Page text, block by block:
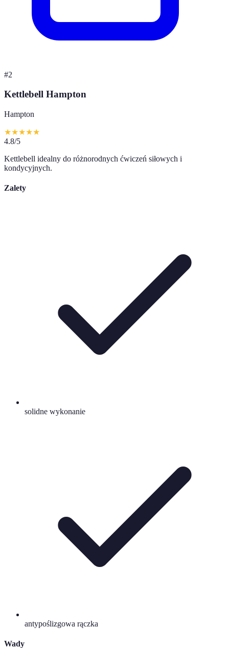
#2
Kettlebell Hampton
Hampton
★★★★★
4.8/5
Kettlebell idealny do różnorodnych ćwiczeń siłowych i
kondycyjnych.
Zalety
solidne wykonanie
antypoślizgowa rączka
Wady